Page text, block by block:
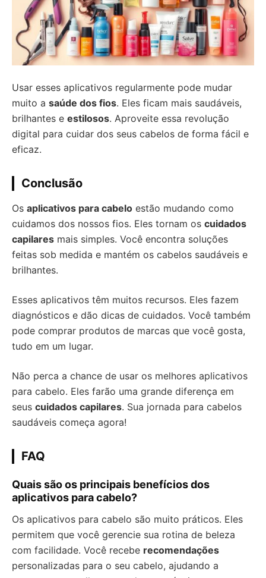
Usar esses aplicativos regularmente pode mudar
muito a saúde dos fios. Eles ficam mais saudáveis,
brilhantes e estilosos. Aproveite essa revolução
digital para cuidar dos seus cabelos de forma fácil e
eficaz.
Conclusão
Os aplicativos para cabelo estão mudando como
cuidamos dos nossos fios. Eles tornam os cuidados
capilares mais simples. Você encontra soluções
feitas sob medida e mantém os cabelos saudáveis e
brilhantes.
Esses aplicativos têm muitos recursos. Eles fazem
diagnósticos e dão dicas de cuidados. Você também
pode comprar produtos de marcas que você gosta,
tudo em um lugar.
Não perca a chance de usar os melhores aplicativos
para cabelo. Eles farão uma grande diferença em
seus cuidados capilares. Sua jornada para cabelos
saudáveis começa agora!
FAQ
Quais são os principais benefícios dos
aplicativos para cabelo?
Os aplicativos para cabelo são muito práticos. Eles
permitem que você gerencie sua rotina de beleza
com facilidade. Você recebe recomendações
personalizadas para o seu cabelo, ajudando a